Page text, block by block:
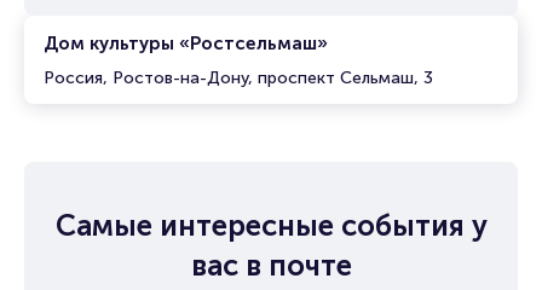
Дом культуры «Ростсельмаш»
Россия, Ростов-на-Дону, проспект Сельмаш, 3
Самые интересные события у
вас в почте